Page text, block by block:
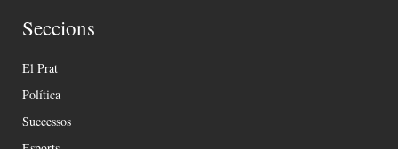
Seccions
El Prat
Política
Successos